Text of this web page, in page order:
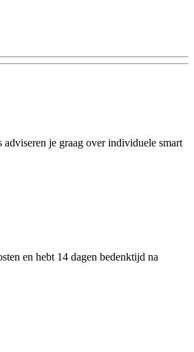
adviseren je graag over individuele smart
en hebt 14 dagen bedenktijd na